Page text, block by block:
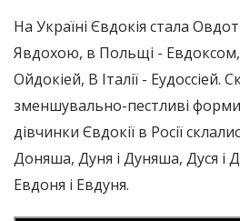
На Україні Євдокія стала
Явдохою, в Польщі - Евдоксом,
Ойдокіей, В Італії - Еудоссіей.
зменшувально-пестливі
дівчинки Євдокії в Росії
Доняша, Дуня і Дуняша, Дуся і
Евдоня і Евдуня.